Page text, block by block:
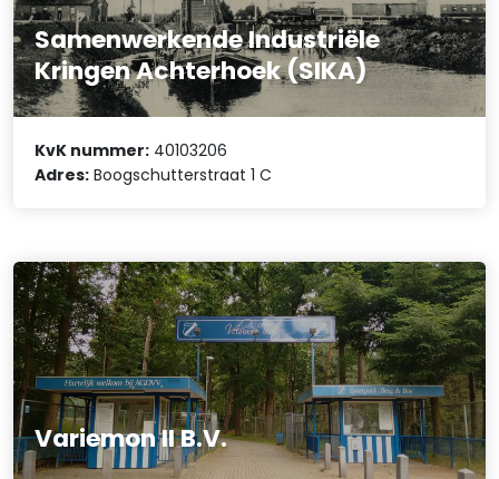
Samenwerkende Industriële
Kringen Achterhoek (SIKA)
KvK nummer: 40103206
Adres: Boogschutterstraat 1 C
Variemon II B.V.